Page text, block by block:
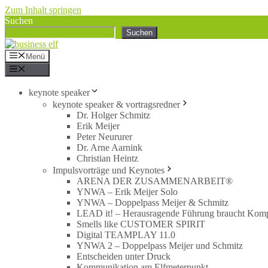
Zum Inhalt springen
Suchen
Suchen
Menü
keynote speaker
keynote speaker & vortragsredner
Dr. Holger Schmitz
Erik Meijer
Peter Neururer
Dr. Arne Aarnink
Christian Heintz
Impulsvorträge und Keynotes
ARENA DER ZUSAMMENARBEIT®
YNWA – Erik Meijer Solo
YNWA – Doppelpass Meijer & Schmitz
LEAD it! – Herausragende Führung braucht
Smells like CUSTOMER SPIRIT
Digital TEAMPLAY 11.0
YNWA 2 – Doppelpass Meijer und Schmitz
Entscheiden unter Druck